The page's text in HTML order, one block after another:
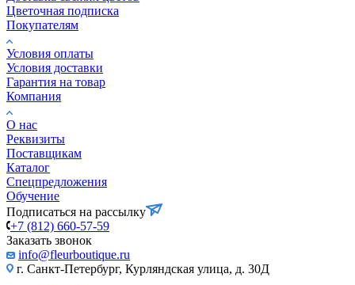
Цветочная подписка
Покупателям
Условия оплаты
Условия доставки
Гарантия на товар
Компания
О нас
Реквизиты
Поставщикам
Каталог
Спецпредложения
Обучение
Подписаться на рассылку
+7 (812) 660-57-59
Заказать звонок
info@fleurboutique.ru
г. Санкт-Петербург, Курляндская улица, д. 30Д